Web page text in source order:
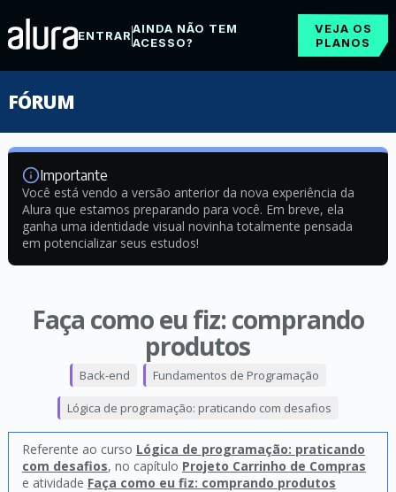
ENTRARAINDA NÃO TEM
ACESSO?
VEJA OS
PLANOS
FÓRUM
Importante
Você está vendo a versão anterior da nova experiência da
Alura que estamos preparando para você. Em breve, ela
ganha uma identidade visual novinha totalmente pensada
em potencializar seus estudos!
Faça como eu fiz: comprando
produtos
Back-end Fundamentos de Programação
Lógica de programação: praticando com desafios
Referente ao curso Lógica de programação: praticando
com desafios, no capítulo Projeto Carrinho de Compras
e atividade Faça como eu fiz: comprando produtos